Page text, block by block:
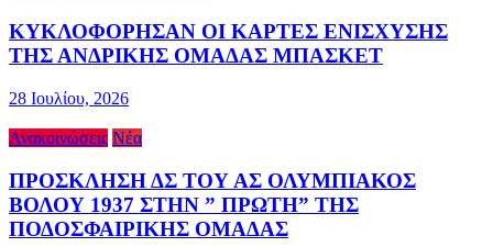
ΚΥΚΛΟΦΟΡΗΣΑΝ ΟΙ ΚΑΡΤΕΣ ΕΝΙΣΧΥΣΗΣ
ΤΗΣ ΑΝΔΡΙΚΗΣ ΟΜΑΔΑΣ ΜΠΑΣΚΕΤ
28 Ιουλίου, 2026
Ανακοινώσεις Νέα
ΠΡΟΣΚΛΗΣΗ ΔΣ ΤΟΥ ΑΣ ΟΛΥΜΠΙΑΚΟΣ
ΒΟΛΟΥ 1937 ΣΤΗΝ ” ΠΡΩΤΗ” ΤΗΣ
ΠΟΔΟΣΦΑΙΡΙΚΗΣ ΟΜΑΔΑΣ